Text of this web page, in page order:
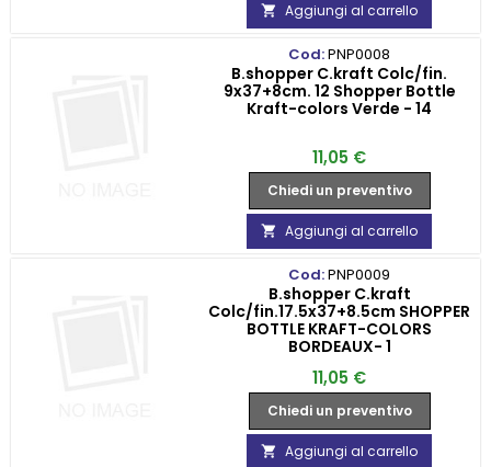
 Aggiungi al carrello
Cod:PNP0008
B.shopper C.kraft Colc/fin.
9x37+8cm. 12 Shopper Bottle
Kraft-colors Verde - 14
Prezzo
11,05 €
Chiedi un preventivo
 Aggiungi al carrello
Cod:PNP0009
B.shopper C.kraft
Colc/fin.17.5x37+8.5cm SHOPPER
BOTTLE KRAFT-COLORS
BORDEAUX- 1
Prezzo
11,05 €
Chiedi un preventivo
 Aggiungi al carrello